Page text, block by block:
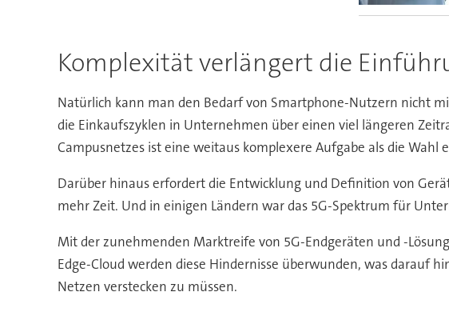
Komplexität verlängert die
Natürlich kann man den Bedarf von Smartphone-Nutzern nicht
die Einkaufszyklen in Unternehmen über einen viel längeren
Campusnetzes ist eine weitaus komplexere Aufgabe als die Wahl
Darüber hinaus erfordert die Entwicklung und Definition von
mehr Zeit. Und in einigen Ländern war das 5G-Spektrum für
Mit der zunehmenden Marktreife von 5G-Endgeräten und -
Edge-Cloud werden diese Hindernisse überwunden, was darauf
Netzen verstecken zu müssen.